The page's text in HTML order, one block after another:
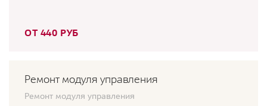
ОТ 440 РУБ
Ремонт модуля управления
Ремонт модуля управления